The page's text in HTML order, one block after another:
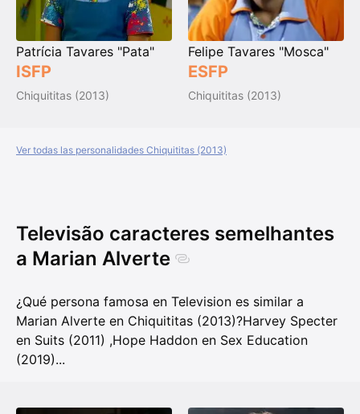
Patrícia Tavares "Pata"
ISFP
Chiquititas (2013)
Felipe Tavares "Mosca"
ESFP
Chiquititas (2013)
Ver todas las personalidades Chiquititas (2013)
Televisão caracteres semelhantes
a Marian Alverte
¿Qué persona famosa en Television es similar a
Marian Alverte en Chiquititas (2013)?Harvey Specter
en Suits (2011) ,Hope Haddon en Sex Education
(2019)...